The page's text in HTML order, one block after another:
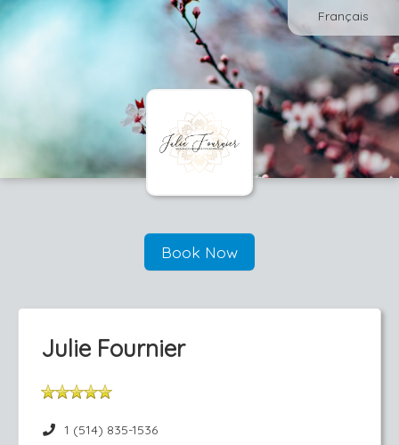
Français
Book Now
Julie Fournier
1 (514) 835-1536